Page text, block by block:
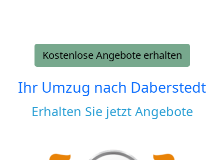
Kostenlose Angebote erhalten
Ihr Umzug nach Daberstedt
Erhalten Sie jetzt Angebote